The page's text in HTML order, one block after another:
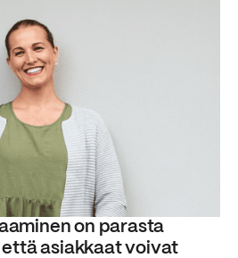
on parasta
että asiakkaat voivat